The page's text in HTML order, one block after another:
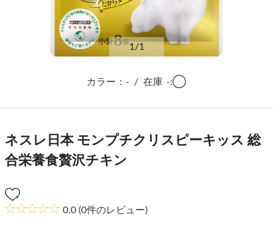
1/1
カラー：- / 在庫 -:◯
ネスレ日本 モンプチクリスピーキッス 総
合栄養食贅沢チキン
0.0 (0件のレビュー)